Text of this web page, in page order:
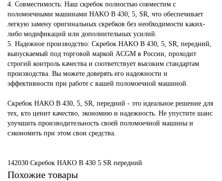
4. Совместимость: Наш скребок полностью совместим с
поломоечными машинами HAKO В 430, 5, SR, что обеспечивает
легкую замену оригинальных скребков без необходимости каких-
либо модификаций или дополнительных усилий.
5. Надежное производство: Скребок HAKO В 430, 5, SR, передний,
выпускаемый под торговой маркой ACGM в России, проходит
строгий контроль качества и соответствует высоким стандартам
производства. Вы можете доверять его надежности и
эффективности при работе с вашей поломоечной машиной.
Скребок HAKO В 430, 5, SR, передний - это идеальное решение для
тех, кто ценит качество, экономию и надежность. Не упустите шанс
улучшить производительность своей поломоечной машины и
сэкономить при этом свои средства.
142030 Скребок HAKO В 430 5 SR передний
Похожие товары